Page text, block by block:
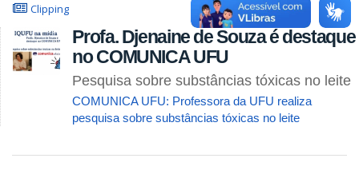
Clipping
Profa. Djenaine de Souza é destaque
no COMUNICA UFU
Pesquisa sobre substâncias tóxicas no leite
COMUNICA UFU: Professora da UFU realiza
pesquisa sobre substâncias tóxicas no leite